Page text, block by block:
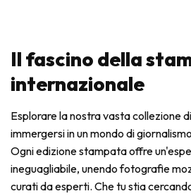
Il fascino della
internazionale
Esplorare la nostra vasta collezione di
immergersi in un mondo di
Ogni edizione stampata offre
ineguagliabile, unendo fotografie
curati da esperti. Che tu stia